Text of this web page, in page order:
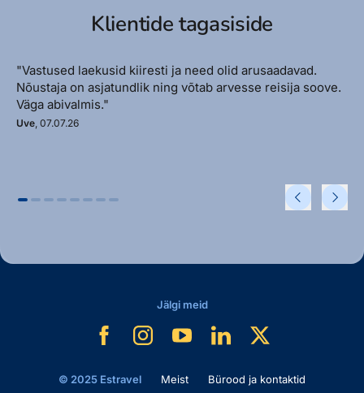
Klientide tagasiside
"Vastused laekusid kiiresti ja need olid arusaadavad.
Nõustaja on asjatundlik ning võtab arvesse reisija soove.
Väga abivalmis."
Uve , 07.07.26
© 2025 Estravel Meist Bürood ja kontaktid
Jälgi meid